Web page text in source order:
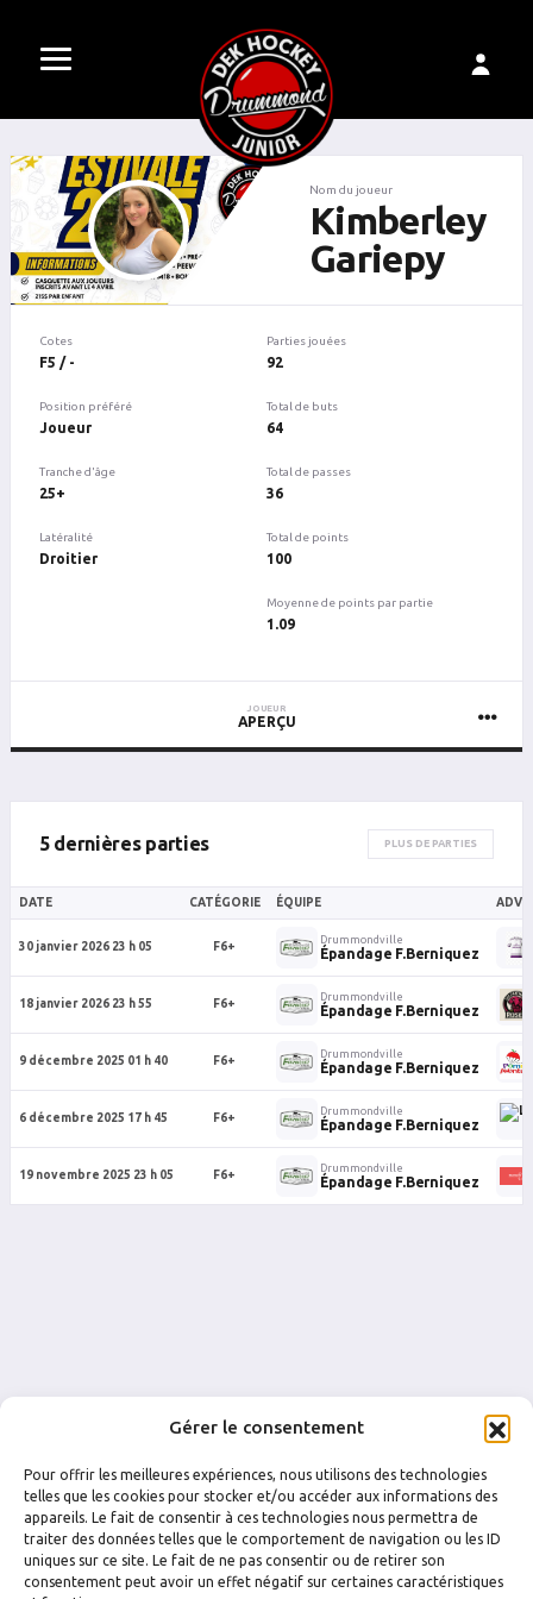
Gérer le consentement
Pour offrir les meilleures expériences, nous utilisons des technologies
telles que les cookies pour stocker et/ou accéder aux informations des
appareils. Le fait de consentir à ces technologies nous permettra de
traiter des données telles que le comportement de navigation ou les ID
uniques sur ce site. Le fait de ne pas consentir ou de retirer son
consentement peut avoir un effet négatif sur certaines caractéristiques
Nom du joueur
Kimberley
Gariepy
Cotes
F5 / -
Position préféré
Joueur
Tranche d'âge
25+
Latéralité
Droitier
Parties jouées
92
Total de buts
64
Total de passes
36
Total de points
100
Moyenne de points par partie
1.09
JOUEUR
APERÇU
5 dernières parties PLUS DE PARTIES
DATE CATÉGORIE ÉQUIPE
30 janvier 2026 23 h 05 F6+
Drummondville
Épandage F.Berniquez
18 janvier 2026 23 h 55 F6+
Drummondville
Épandage F.Berniquez
9 décembre 2025 01 h 40 F6+
Drummondville
Épandage F.Berniquez
6 décembre 2025 17 h 45 F6+
Drummondville
Épandage F.Berniquez
19 novembre 2025 23 h 05 F6+
Drummondville
Épandage F.Berniquez
FACEBOOK INSTAGRAM